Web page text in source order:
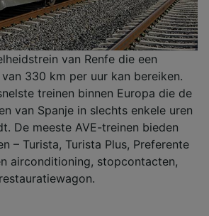
van Renfe die een
330 km per uur kan bereiken.
treinen binnen Europa die de
van Spanje in slechts enkele uren
De meeste AVE-treinen bieden
– Turista, Turista Plus, Preferente
airconditioning, stopcontacten,